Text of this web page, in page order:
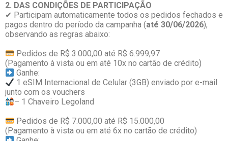
2. DAS CONDIÇÕES DE PARTICIPAÇÃO
✔ Participam automaticamente todos os pedidos fechados e
pagos dentro do período da campanha (até 30/06/2026),
observando as regras abaixo:
Pedidos de R$ 3.000,00 até R$ 6.999,97
(Pagamento à vista ou em até 10x no cartão de crédito)
Ganhe:
1 eSIM Internacional de Celular (3GB) enviado por e-mail
junto com os vouchers
– 1 Chaveiro Legoland
Pedidos de R$ 7.000,00 até R$ 15.000,00
(Pagamento à vista ou em até 6x no cartão de crédito)